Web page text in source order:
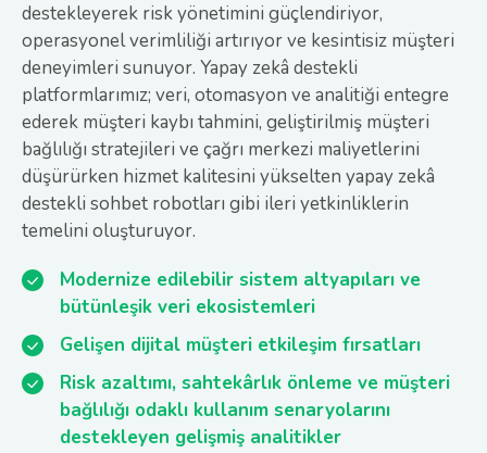
destekleyerek risk yönetimini güçlendiriyor,
operasyonel verimliliği artırıyor ve kesintisiz müşteri
deneyimleri sunuyor. Yapay zekâ destekli
platformlarımız; veri, otomasyon ve analitiği entegre
ederek müşteri kaybı tahmini, geliştirilmiş müşteri
bağlılığı stratejileri ve çağrı merkezi maliyetlerini
düşürürken hizmet kalitesini yükselten yapay zekâ
destekli sohbet robotları gibi ileri yetkinliklerin
temelini oluşturuyor.
Modernize edilebilir sistem altyapıları ve
bütünleşik veri ekosistemleri
Gelişen dijital müşteri etkileşim fırsatları
Risk azaltımı, sahtekârlık önleme ve müşteri
bağlılığı odaklı kullanım senaryolarını
destekleyen gelişmiş analitikler